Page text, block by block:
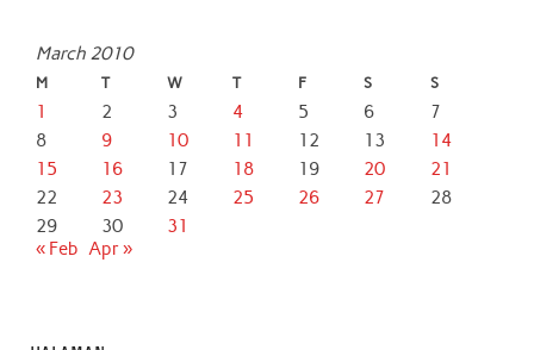
March 2010
M T W T F S S
1 2 3 4 5 6
7
8
9 10 11 12 13
14
15
16 17 18 19 20
21
22
23 24 25 26 27
28
29
30
31
« Feb Apr »